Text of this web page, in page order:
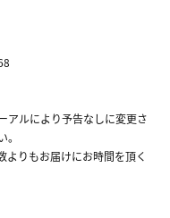
アルにより予告なしに変更さ
りもお届けにお時間を頂く